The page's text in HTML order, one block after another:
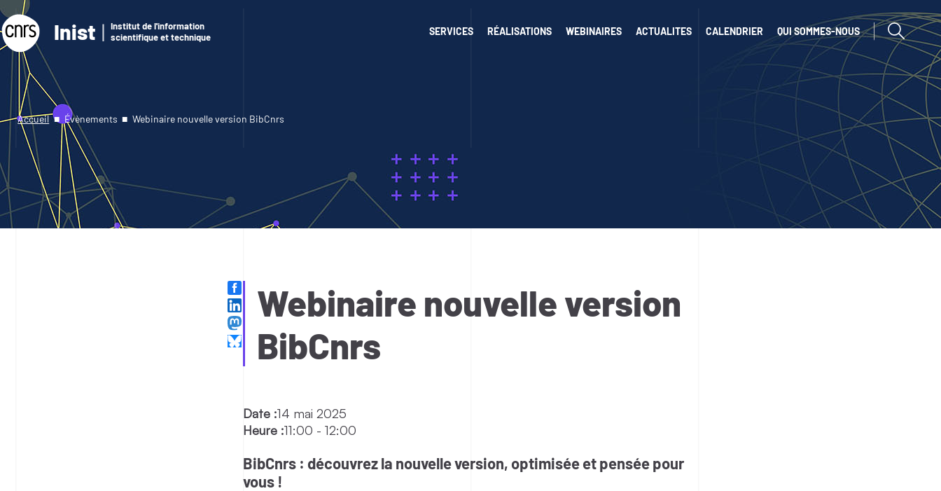
Inist
Institut de l'information
scientifique et technique
SERVICES RÉALISATIONS WEBINAIRES ACTUALITES CALENDRIER QUI SOMMES-NOUS afficher ou
Accueil Évènements Webinaire nouvelle version BibCnrs
Webinaire nouvelle version
BibCnrs
Date :14 mai 2025
Heure :11:00 - 12:00
BibCnrs : découvrez la nouvelle version, optimisée et pensée pour
vous !